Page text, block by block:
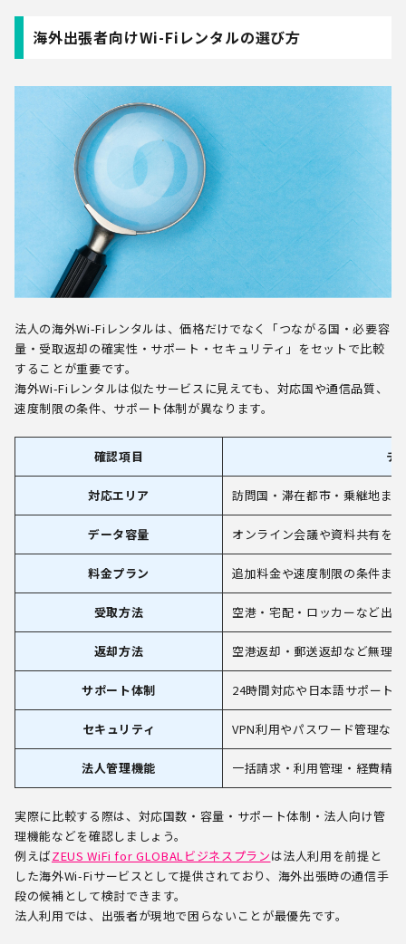
海外出張者向けWi-Fiレンタルの選び方
法人の海外Wi-Fiレンタルは、価格だけでなく「つながる国・必要容
量・受取返却の確実性・サポート・セキュリティ」をセットで比較
することが重要です。
海外Wi-Fiレンタルは似たサービスに見えても、対応国や通信品質、
速度制限の条件、サポート体制が異なります。
確認項目 チ
対応エリア 訪問国・滞在都市・乗継地ま
データ容量 オンライン会議や資料共有を
料金プラン 追加料金や速度制限の条件ま
受取方法 空港・宅配・ロッカーなど出
返却方法 空港返却・郵送返却など無理
サポート体制 24時間対応や日本語サポート
セキュリティ VPN利用やパスワード管理な
法人管理機能 一括請求・利用管理・経費精
実際に比較する際は、対応国数・容量・サポート体制・法人向け管
理機能などを確認しましょう。
例えばZEUS WiFi for GLOBALビジネスプランは法人利用を前提と
した海外Wi-Fiサービスとして提供されており、海外出張時の通信手
段の候補として検討できます。
法人利用では、出張者が現地で困らないことが最優先です。